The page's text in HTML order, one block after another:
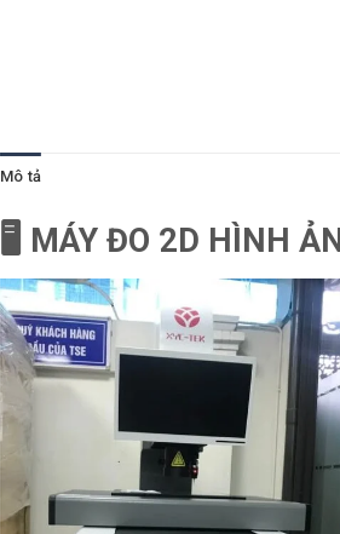
Mô tả
🖥️ MÁY ĐO 2D HÌNH